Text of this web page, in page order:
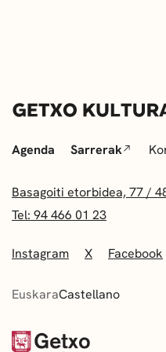
Agenda Sarrerak
Basagoiti etorbidea, 77 /
Tel: 94 466 01 23
Instagram X Facebook
EuskaraCastellano